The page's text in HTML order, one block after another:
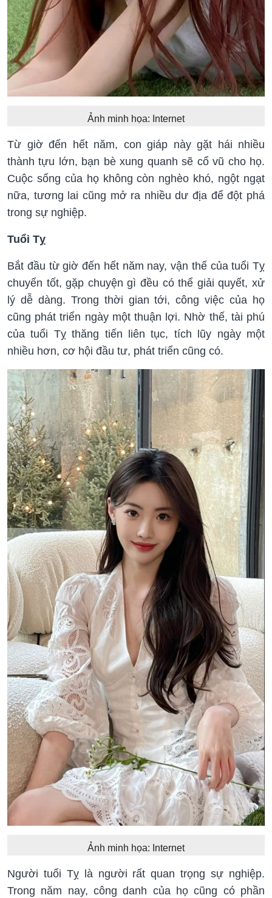
Ảnh minh họa: Internet
Từ giờ đến hết năm, con giáp này gặt hái nhiều
thành tựu lớn, bạn bè xung quanh sẽ cổ vũ cho họ.
Cuộc sống của họ không còn nghèo khó, ngột ngạt
nữa, tương lai cũng mở ra nhiều dư địa để đột phá
trong sự nghiệp.
Tuổi Tỵ
Bắt đầu từ giờ đến hết năm nay, vận thế của tuổi Tỵ
chuyển tốt, gặp chuyện gì đều có thể giải quyết, xử
lý dễ dàng. Trong thời gian tới, công việc của họ
cũng phát triển ngày một thuận lợi. Nhờ thế, tài phú
của tuổi Tỵ thăng tiến liên tục, tích lũy ngày một
nhiều hơn, cơ hội đầu tư, phát triển cũng có.
Ảnh minh họa: Internet
Người tuổi Tỵ là người rất quan trọng sự nghiệp.
Trong năm nay, công danh của họ cũng có phần